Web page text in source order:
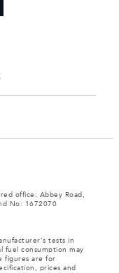
office: Abbey Road,
No: 1672070
tests in
fuel consumption may
figures are for
prices and